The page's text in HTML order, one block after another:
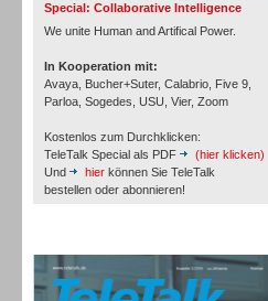
Special: Collaborative Intelligence
We unite Human and Artifical Power.
In Kooperation mit:
Avaya, Bucher+Suter, Calabrio, Five 9,
Parloa, Sogedes, USU, Vier, Zoom
Kostenlos zum Durchklicken:
TeleTalk Special als PDF
(hier klicken)
Und
hier können Sie TeleTalk
bestellen oder abonnieren!